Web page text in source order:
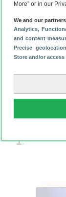
More” or in our
We and our
Analytics,
and content
Precise
Store and/or
simpele
flink oprekken.
Is het tijd voor
prijsvergelijker
vinden.
Dit zijn de
De beste
1.